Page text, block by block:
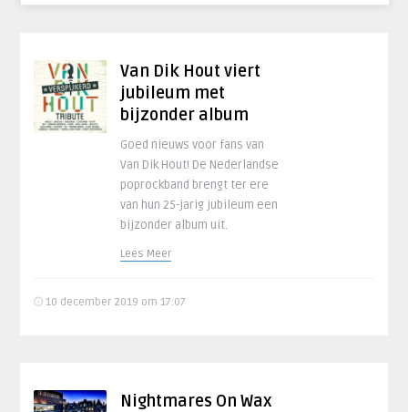
Van Dik Hout viert
jubileum met
bijzonder album
Goed nieuws voor fans van
Van Dik Hout! De Nederlandse
poprockband brengt ter ere
van hun 25-jarig jubileum een
bijzonder album uit.
Lees Meer
10 december 2019 om 17:07
Nightmares On Wax